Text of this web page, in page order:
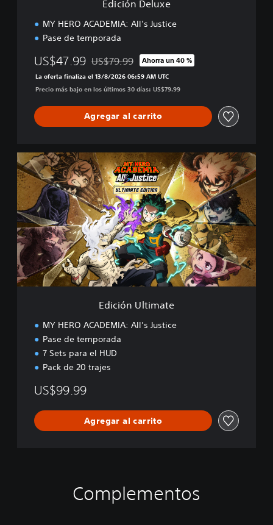
Edición Deluxe
MY HERO ACADEMIA: All’s Justice
Pase de temporada
US$47.99 Rebajado del precio original de US$79.99
US$79.99 Ahorra un 40 %
La oferta finaliza el 13/8/2026 06:59 AM UTC
Precio más bajo en los últimos 30 días: US$79.99
Agregar al carrito
E
d
i
i
ó
n
U
t
i
m
Edición Ultimate
MY HERO ACADEMIA: All’s Justice
Pase de temporada
7 Sets para el HUD
Pack de 20 trajes
US$99.99
Agregar al carrito
Complementos